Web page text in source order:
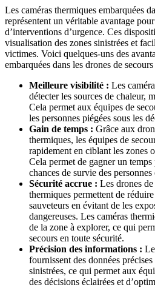
Les caméras thermiques embarquées
représentent un véritable avantage
d’interventions d’urgence. Ces
visualisation des zones sinistrées et
victimes. Voici quelques-uns des
embarquées dans les drones de secours
Meilleure visibilité : Les
détecter les sources de chaleur,
Cela permet aux équipes de
les personnes piégées sous les
Gain de temps : Grâce aux
thermiques, les équipes de
rapidement en ciblant les zones
Cela permet de gagner un
chances de survie des personnes
Sécurité accrue : Les drones
thermiques permettent de
sauveteurs en évitant de les
dangereuses. Les caméras
de la zone à explorer, ce qui
secours en toute sécurité.
Précision des informations :
fournissent des données
sinistrées, ce qui permet aux
des décisions éclairées et